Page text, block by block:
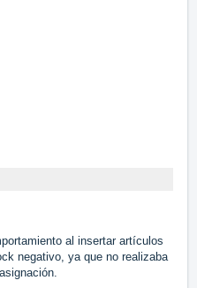
al insertar artículos
negativo, ya que no realizaba